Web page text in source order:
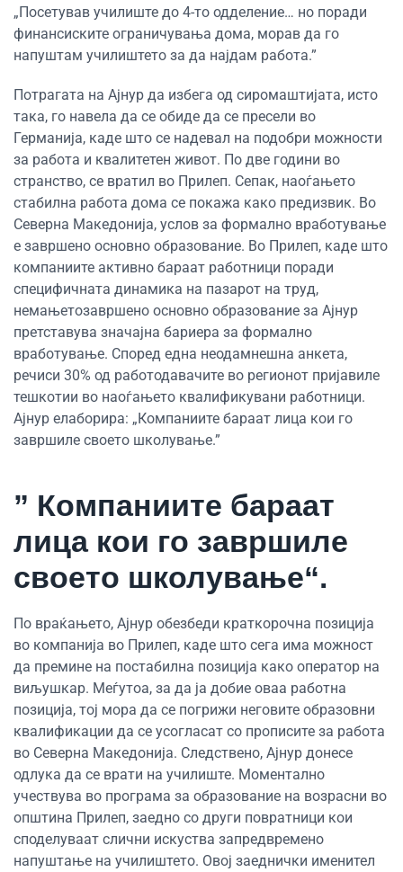
„Посетував училиште до 4-то одделение… но поради
финансиските ограничувања дома, морав да го
напуштам училиштето за да најдам работа.”
Потрагата на Ајнур да избега од сиромаштијата, исто
така, го навела да се обиде да се пресели во
Германија, каде што се надевал на подобри можности
за работа и квалитетен живот. По две години во
странство, се вратил во Прилеп. Сепак, наоѓањето
стабилна работа дома се покажа како предизвик. Во
Северна Македонија, услов за формално вработување
е завршено основно образование. Во Прилеп, каде што
компаниите активно бараат работници поради
специфичната динамика на пазарот на труд,
немањетозавршено основно образование за Ајнур
претставува значајна бариера за формално
вработување. Според една неодамнешна анкета,
речиси 30% од работодавачите во регионот пријавиле
тешкотии во наоѓањето квалификувани работници.
Ајнур елаборира: „Компаниите бараат лица кои го
завршиле своето школување.”
” Компаниите бараат
лица кои го завршиле
своето школување“.
По враќањето, Ајнур обезбеди краткорочна позиција
во компанија во Прилеп, каде што сега има можност
да премине на постабилна позиција како оператор на
виљушкар. Меѓутоа, за да ја добие оваа работна
позиција, тој мора да се погрижи неговите образовни
квалификации да се усогласат со прописите за работа
во Северна Македонија. Следствено, Ајнур донесе
одлука да се врати на училиште. Моментално
учествува во програма за образование на возрасни во
општина Прилеп, заедно со други повратници кои
споделуваат слични искуства запредвремено
напуштање на училиштето. Овој заеднички именител